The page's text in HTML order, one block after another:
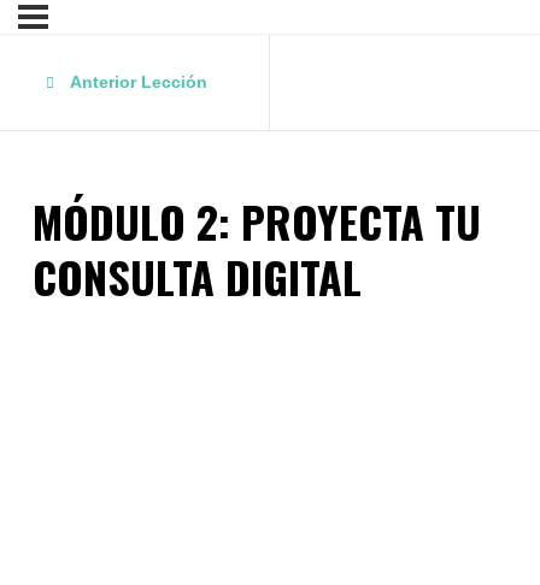
Anterior Lección
MÓDULO 2: PROYECTA TU
CONSULTA DIGITAL